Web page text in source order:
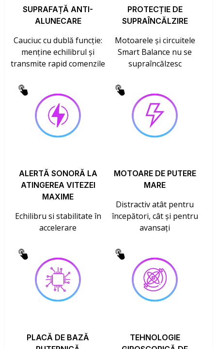
SUPRAFAȚĂ ANTI-
ALUNECARE
Cauciuc cu dublă funcție:
menține echilibrul și
transmite rapid comenzile
PROTECȚIE DE
SUPRAÎNCĂLZIRE
Motoarele și circuitele
Smart Balance nu se
supraîncălzesc
ALERTĂ SONORĂ LA
ATINGEREA VITEZEI
MAXIME
Echilibru si stabilitate în
accelerare
MOTOARE DE PUTERE
MARE
Distractiv atât pentru
începători, cât și pentru
avansați
PLACĂ DE BAZĂ
TEHNOLOGIE